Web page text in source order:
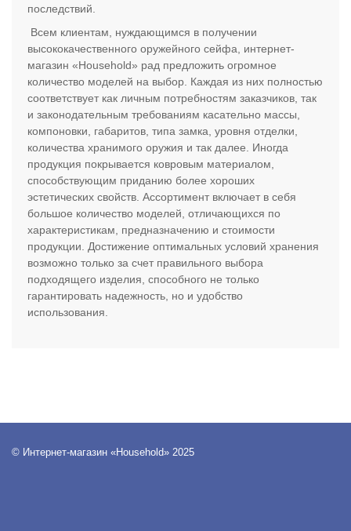
последствий.
Всем клиентам, нуждающимся в получении
высококачественного оружейного сейфа, интернет-
магазин «Household» рад предложить огромное
количество моделей на выбор. Каждая из них полностью
соответствует как личным потребностям заказчиков, так
и законодательным требованиям касательно массы,
компоновки, габаритов, типа замка, уровня отделки,
количества хранимого оружия и так далее. Иногда
продукция покрывается ковровым материалом,
способствующим приданию более хороших
эстетических свойств. Ассортимент включает в себя
большое количество моделей, отличающихся по
характеристикам, предназначению и стоимости
продукции. Достижение оптимальных условий хранения
возможно только за счет правильного выбора
подходящего изделия, способного не только
гарантировать надежность, но и удобство
использования.
© Интернет-магазин «Household» 2025